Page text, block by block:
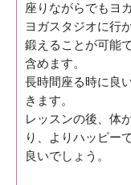
座りながらでもヨ
ヨガスタジオに行
鍛えることが可能
含めます。
長時間座る時に良
きます。
レッスンの後、体
り、よりハッピー
良いでしょう。